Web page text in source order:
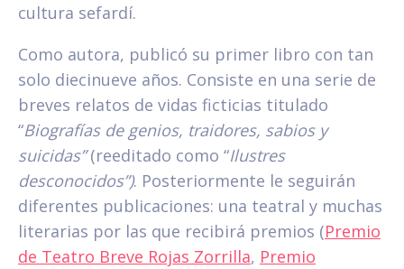
cultura sefardí.
Como autora, publicó su primer libro con tan
solo diecinueve años. Consiste en una serie de
breves relatos de vidas ficticias titulado
“Biografías de genios, traidores, sabios y
suicidas”(reeditado como “Ilustres
desconocidos”). Posteriormente le seguirán
diferentes publicaciones: una teatral y muchas
literarias por las que recibirá premios (Premio
de Teatro Breve Rojas Zorrilla, Premio